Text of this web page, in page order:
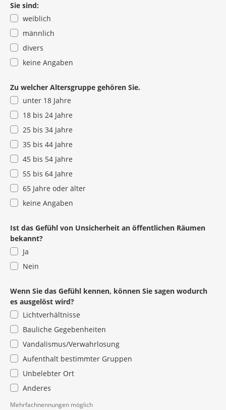
Sie sind:
weiblich
männlich
divers
keine Angaben
Zu welcher Altersgruppe gehören Sie.
unter 18 Jahre
18 bis 24 Jahre
25 bis 34 Jahre
35 bis 44 Jahre
45 bis 54 Jahre
55 bis 64 Jahre
65 Jahre oder älter
keine Angaben
Ist das Gefühl von Unsicherheit an öffentlichen Räumen
bekannt?
Ja
Nein
Wenn Sie das Gefühl kennen, können Sie sagen wodurch
es ausgelöst wird?
Lichtverhältnisse
Bauliche Gegebenheiten
Vandalismus/Verwahrlosung
Aufenthalt bestimmter Gruppen
Unbelebter Ort
Anderes
Mehrfachnennungen möglich